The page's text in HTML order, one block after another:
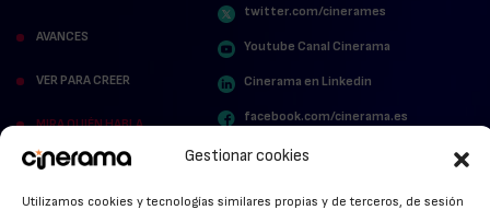
Gestionar cookies
Utilizamos cookies y tecnologías similares propias y de terceros, de sesión
AVANCES
VER PARA CREER
MIRA QUIÉN HABLA
STREAMING NEWS
twitter.com/cinerames
Youtube Canal Cinerama
Cinerama en Linkedin
facebook.com/cinerama.es